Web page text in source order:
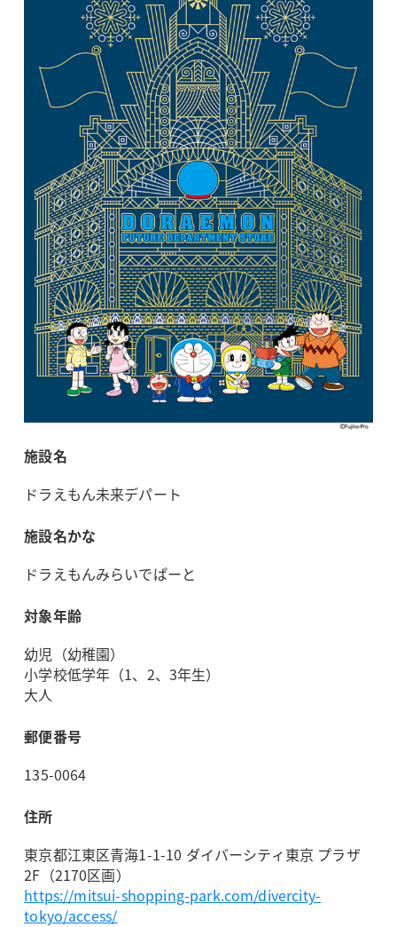
施設名
ドラえもん未来デパート
施設名かな
ドラえもんみらいでぱーと
対象年齢
幼児（幼稚園）
小学校低学年（1、2、3年生）
大人
郵便番号
135-0064
住所
東京都江東区青海1-1-10 ダイバーシティ東京 プラザ
2F（2170区画）
https://mitsui-shopping-park.com/divercity-
tokyo/access/